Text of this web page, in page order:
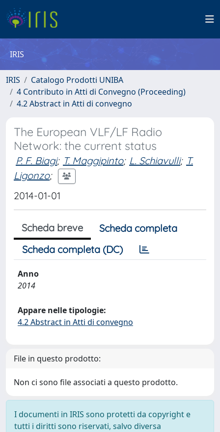
IRIS
IRIS
Catalogo Prodotti UNIBA
4 Contributo in Atti di Convegno (Proceeding)
4.2 Abstract in Atti di convegno
The European VLF/LF Radio
Network: the current status
P. F. Biagi; T. Maggipinto; L. Schiavulli; T.
Ligonzo;
2014-01-01
Scheda breve
Scheda completa
Scheda completa (DC)
Anno
2014
Appare nelle tipologie:
4.2 Abstract in Atti di convegno
File in questo prodotto:
Non ci sono file associati a questo prodotto.
I documenti in IRIS sono protetti da copyright e
tutti i diritti sono riservati, salvo diversa